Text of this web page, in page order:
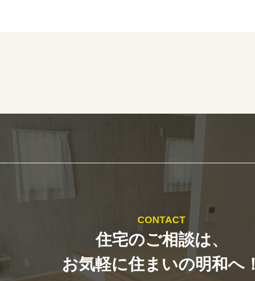
CONTACT
住宅のご相談は、
お気軽に住まいの明和へ！